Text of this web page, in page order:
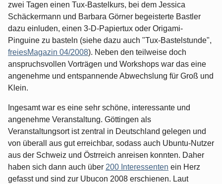
zwei Tagen einen Tux-Bastelkurs, bei dem Jessica
Schäckermann und Barbara Görner begeisterte Bastler
dazu einluden, einen 3-D-Papiertux oder Origami-
Pinguine zu basteln (siehe dazu auch "Tux-Bastelstunde",
freiesMagazin 04/2008). Neben den teilweise doch
anspruchsvollen Vorträgen und Workshops war das eine
angenehme und entspannende Abwechslung für Groß und
Klein.
Ingesamt war es eine sehr schöne, interessante und
angenehme Veranstaltung. Göttingen als
Veranstaltungsort ist zentral in Deutschland gelegen und
von überall aus gut erreichbar, sodass auch Ubuntu-Nutzer
aus der Schweiz und Östrreich anreisen konnten. Daher
haben sich dann auch über 200 Interessenten ein Herz
gefasst und sind zur Ubucon 2008 erschienen. Laut